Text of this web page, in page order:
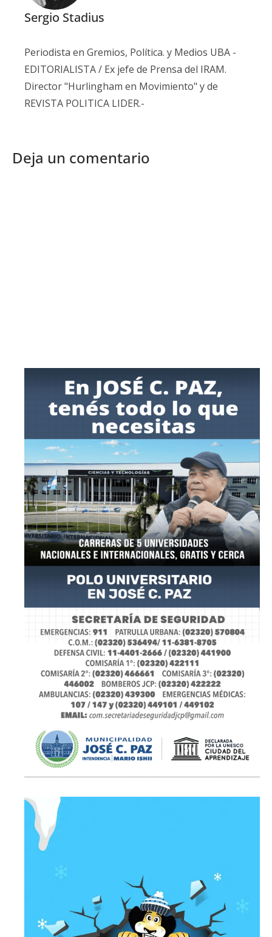
Sergio Stadius
Periodista en Gremios, Política. y Medios UBA -
EDITORIALISTA / Ex jefe de Prensa del IRAM.
Director "Hurlingham en Movimiento" y de
REVISTA POLITICA LIDER.-
Deja un comentario